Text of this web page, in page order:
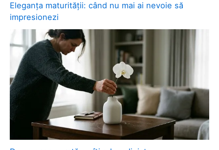
Eleganța maturității: când nu mai ai nevoie să
impresionezi